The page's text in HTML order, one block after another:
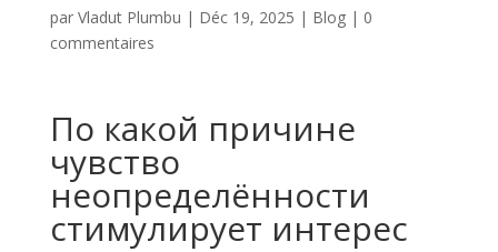
par Vladut Plumbu | Déc 19, 2025 | Blog| 0
commentaires
По какой причине
чувство
неопределённости
стимулирует интерес